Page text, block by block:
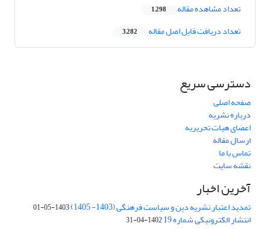
تعداد مشاهده مقاله 1,298
تعداد دریافت فایل اصل مقاله 3,282
دسترسی سریع
صفحه اصلی
درباره نشریه
اعضای هیات تحریریه
ارسال مقاله
تماس با ما
نقشه سایت
آخرین اخبار
تمدید اعتبار نشریه دین و سیاست فرهنگی (1403- 1405) 1403-05-01
انتشار الکترونیکی شماره 19 1402-04-31